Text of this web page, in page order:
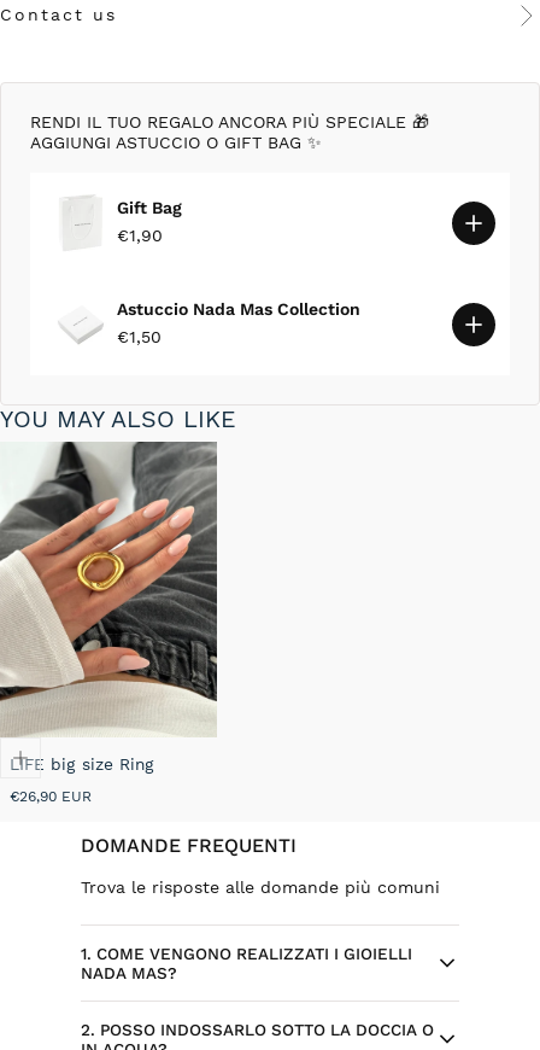
Contact us
RENDI IL TUO REGALO ANCORA PIÙ SPECIALE 🎁
AGGIUNGI ASTUCCIO O GIFT BAG ✨
Gift Bag
€1,90
Astuccio Nada Mas Collection
€1,50
YOU MAY ALSO LIKE
LIFE big size Ring
Prezzo
€26,90 EUR
DOMANDE FREQUENTI
Trova le risposte alle domande più comuni
1. COME VENGONO REALIZZATI I GIOIELLI
NADA MAS?
Ogni gioiello Nada Mas nasce da design
2. POSSO INDOSSARLO SOTTO LA DOCCIA O